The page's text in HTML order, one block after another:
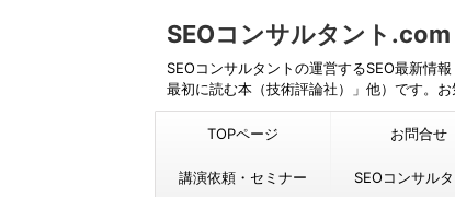
SEOコンサルタント.com
SEOコンサルタントの運営するSEO最新情
最初に読む本（技術評論社）」他）です。お
TOPページ お問合せ
講演依頼・セミナー SEOコンサルタ